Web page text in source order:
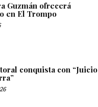
Guzmán ofrecerá
en El Trompo
conquista con “Juicio